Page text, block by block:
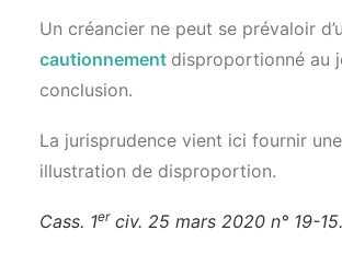
Un créancier ne peut se prévaloir
cautionnement disproportionné au
conclusion.
La jurisprudence vient ici fournir
illustration de disproportion.
Cass. 1erciv. 25 mars 2020 n° 19-